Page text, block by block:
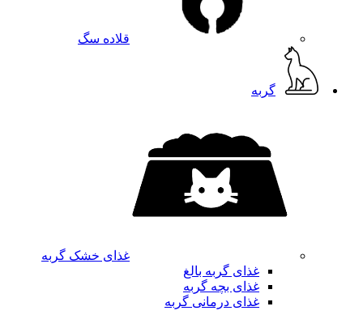
قلاده سگ
گربه
غذای خشک گربه
غذای گربه بالغ
غذای بچه گربه
غذای درمانی گربه